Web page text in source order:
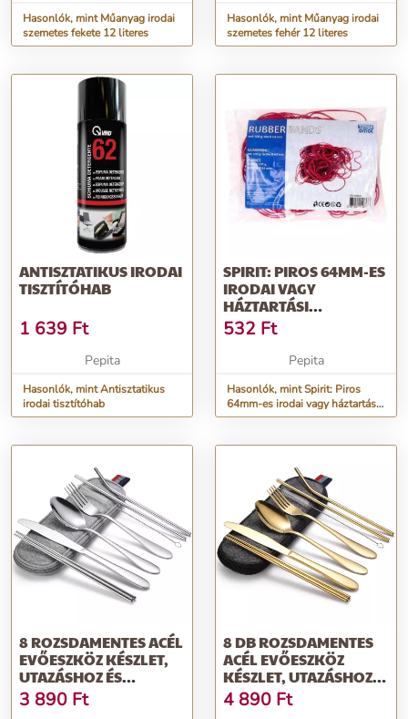
Hasonlók, mint Műanyag irodai
szemetes fekete 12 literes
Hasonlók, mint Műanyag irodai
szemetes fehér 12 literes
ANTISZTATIKUS IRODAI
TISZTÍTÓHAB
1 639 Ft
Pepita
Hasonlók, mint Antisztatikus
irodai tisztítóhab
SPIRIT: PIROS 64MM-ES
IRODAI VAGY
HÁZTARTÁSI
GUMIGYŰRŰ 100G
532 Ft
Pepita
Hasonlók, mint Spirit: Piros
64mm-es irodai vagy háztartási
gumigyűrű 100g
8 ROZSDAMENTES ACÉL
EVŐESZKÖZ KÉSZLET,
UTAZÁSHOZ ÉS
IRODÁHOZ, TRE...
3 890 Ft
8 DB ROZSDAMENTES
ACÉL EVŐESZKÖZ
KÉSZLET, UTAZÁSHOZ
ÉS IRODAI HAS...
4 890 Ft